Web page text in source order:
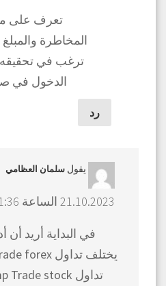
تعرف على
المخاطرة
ترغب في
الدخول في
رد
يقول سلمان العظامي
21.10.2023 الساعة 11:36
في البداية أريد أن